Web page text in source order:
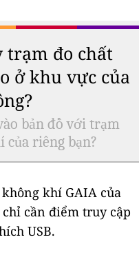
trạm đo chất
ở khu vực của
bản đồ với trạm
riêng bạn?
khí GAIA của
cần điểm truy cập
USB.